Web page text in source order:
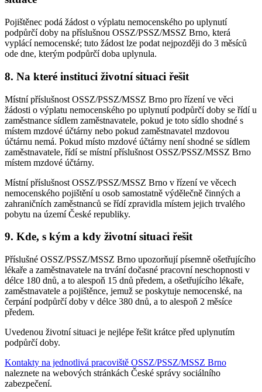
Pojištěnec podá žádost o výplatu nemocenského po uplynutí
podpůrčí doby na příslušnou OSSZ/PSSZ/MSSZ Brno, která
vyplácí nemocenské; tuto žádost lze podat nejpozději do 3 měsíců
ode dne, kterým podpůrčí doba uplynula.
8. Na které instituci životní situaci řešit
Místní příslušnost OSSZ/PSSZ/MSSZ Brno pro řízení ve věci
žádosti o výplatu nemocenského po uplynutí podpůrčí doby se řídí u
zaměstnance sídlem zaměstnavatele, pokud je toto sídlo shodné s
místem mzdové účtárny nebo pokud zaměstnavatel mzdovou
účtárnu nemá. Pokud místo mzdové účtárny není shodné se sídlem
zaměstnavatele, řídí se místní příslušnost OSSZ/PSSZ/MSSZ Brno
místem mzdové účtárny.
Místní příslušnost OSSZ/PSSZ/MSSZ Brno v řízení ve věcech
nemocenského pojištění u osob samostatně výdělečně činných a
zahraničních zaměstnanců se řídí zpravidla místem jejich trvalého
pobytu na území České republiky.
9. Kde, s kým a kdy životní situaci řešit
Příslušné OSSZ/PSSZ/MSSZ Brno upozorňují písemně ošetřujícího
lékaře a zaměstnavatele na trvání dočasné pracovní neschopnosti v
délce 180 dnů, a to alespoň 15 dnů předem, a ošetřujícího lékaře,
zaměstnavatele a pojištěnce, jemuž se poskytuje nemocenské, na
čerpání podpůrčí doby v délce 380 dnů, a to alespoň 2 měsíce
předem.
Uvedenou životní situaci je nejlépe řešit krátce před uplynutím
podpůrčí doby.
Kontakty na jednotlivá pracoviště OSSZ/PSSZ/MSSZ Brno
naleznete na webových stránkách České správy sociálního
zabezpečení.